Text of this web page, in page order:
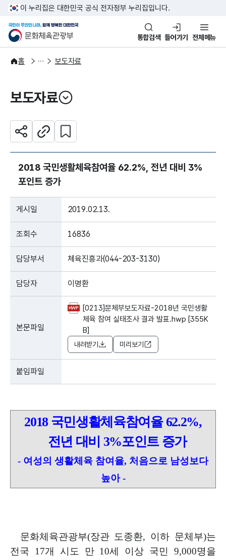
본문 바로가기
주메뉴 바로가기
이 누리집은 대한민국 공식 전자정부 누리집입니다.
문화체육관광부
국민이 주인인 나라, 함께 행복
통합검색 들어가기 전체메뉴
홈
알림·소식
보도·뉴스 보도자료
보도자료
열기
공유하기주소복사
관심 콘텐츠 설정하기
2018 국민생활체육참여율 62.2%, 전년 대비 3%
포인트 증가
게시일 2019.02.13.
조회수 16836
담당부서 체육진흥과(044-203-3130)
담당자 이명환
본문파일
[0213]문체부보도자료-2018년 국민생활
체육 참여 실태조사 결과 발표.hwp [355K
B]
내려받기 미리보기
붙임파일
2018 국민생활체육참여율 62.2%,
전년 대비 3%포인트 증가
- 여성의 생활체육 참여율, 처음으로 남성보다
높아-
문화체육관광부(장관 도종환, 이하 문체부)는
전국 17개 시도 만 10세 이상 국민9,000명을